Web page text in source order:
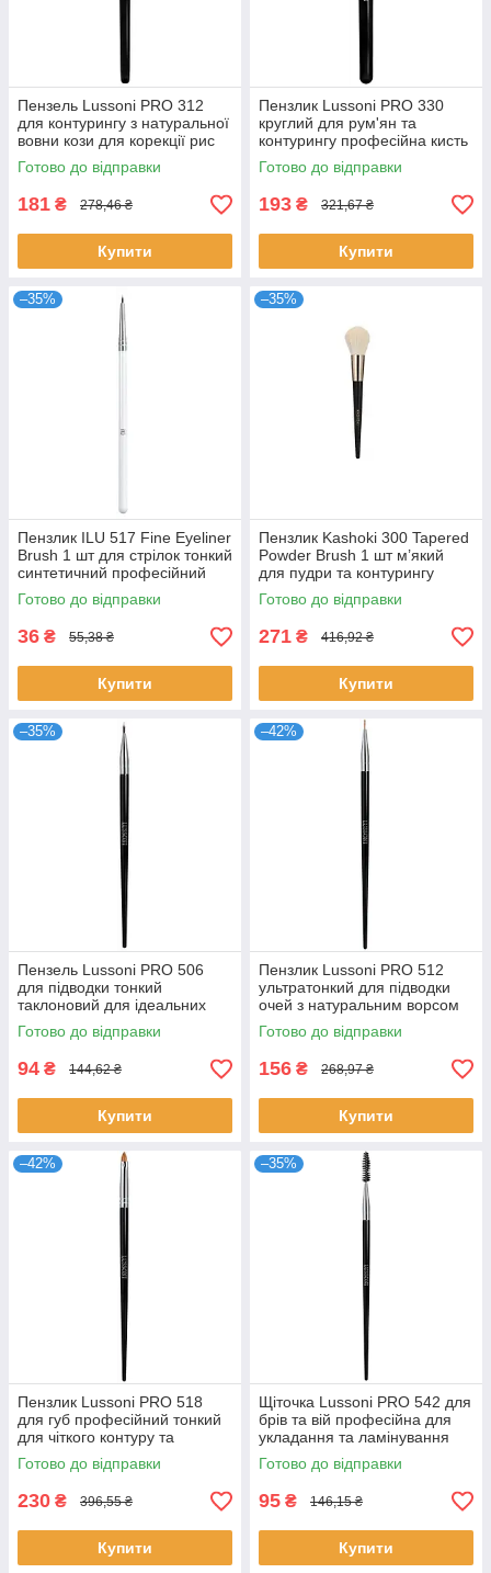
Пензель Lussoni PRO 312
для контурингу з натуральної
вовни кози для корекції рис
обличчя та розтушування
Готово до відправки
181 ₴ 278,46 ₴
Купити
Пензлик Lussoni PRO 330
круглий для рум'ян та
контурингу професійна кисть
для макіяжу Луссоні
Готово до відправки
193 ₴ 321,67 ₴
Купити
–35%
Пензлик ILU 517 Fine Eyeliner
Brush 1 шт для стрілок тонкий
синтетичний професійний
для підводки очей Ілу
Готово до відправки
36 ₴ 55,38 ₴
Купити
–35%
Пензлик Kashoki 300 Tapered
Powder Brush 1 шт м’який
для пудри та контурингу
професійний Кашокі
Готово до відправки
271 ₴ 416,92 ₴
Купити
–35%
Пензель Lussoni PRO 506
для підводки тонкий
таклоновий для ідеальних
стрілок професійний Люссоні
Готово до відправки
94 ₴ 144,62 ₴
Купити
–42%
Пензлик Lussoni PRO 512
ультратонкий для підводки
очей з натуральним ворсом
для чітких стрілок Люссоні
Готово до відправки
156 ₴ 268,97 ₴
Купити
–42%
Пензлик Lussoni PRO 518
для губ професійний тонкий
для чіткого контуру та
нанесення помади Люссоні
Готово до відправки
230 ₴ 396,55 ₴
Купити
–35%
Щіточка Lussoni PRO 542 для
брів та вій професійна для
укладання та ламінування
Люссоні
Готово до відправки
95 ₴ 146,15 ₴
Купити